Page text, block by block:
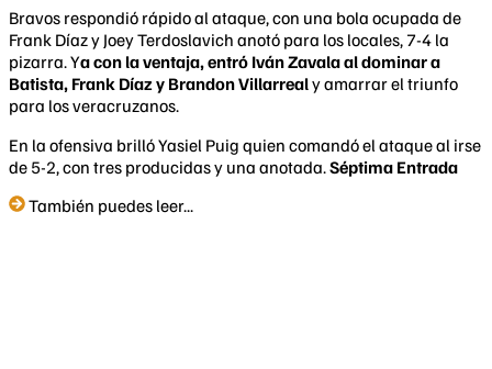
Bravos respondió rápido al ataque, con una bola ocupada de
Frank Díaz y Joey Terdoslavich anotó para los locales, 7-4 la
pizarra. Ya con la ventaja, entró Iván Zavala al dominar a
Batista, Frank Díaz y Brandon Villarrealy amarrar el triunfo
para los veracruzanos.
En la ofensiva brilló Yasiel Puig quien comandó el ataque al irse
de 5-2, con tres producidas y una anotada.Séptima Entrada
También puedes leer...